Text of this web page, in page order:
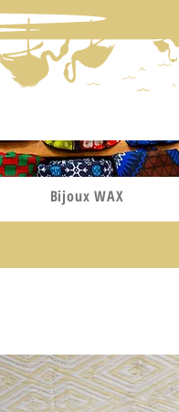
Bijoux WAX